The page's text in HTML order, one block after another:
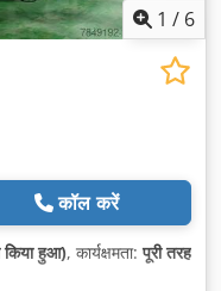
1 / 6
कॉल करें
किया हुआ), कार्यक्षमता:पूरी तरह